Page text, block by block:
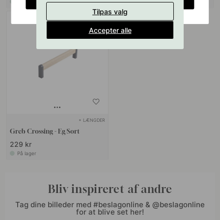
På lager
+ LÆNGDER
Greb Crossing - Eg/Sort
229 kr
På lager
Bliv inspireret af andre
Tag dine billeder med #beslagonline & @beslagonline
for at blive set her!
Tilpas valg
Accepter alle